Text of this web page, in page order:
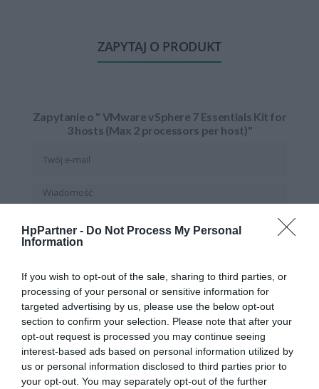
HpPartner - Do Not Process My Personal
Information
If you wish to opt-out of the sale, sharing to third parties, or
processing of your personal or sensitive information for
targeted advertising by us, please use the below opt-out
section to confirm your selection. Please note that after your
opt-out request is processed you may continue seeing
interest-based ads based on personal information utilized by
us or personal information disclosed to third parties prior to
your opt-out. You may separately opt-out of the further
KATEGORIE
ZAPYTAJ O PRODUKT
Zapytanie o " VMware vSphere 7 Essentials Kit for
3 hosts (Max 2 processors per host)"
WYŚLIJ ZAPYTANIE